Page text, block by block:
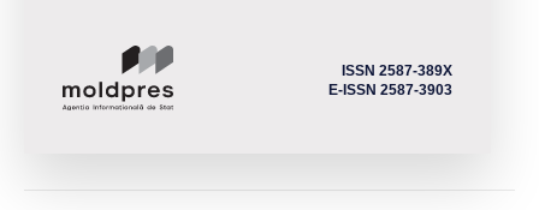
ISSN 2587-389X
E-ISSN 2587-3903